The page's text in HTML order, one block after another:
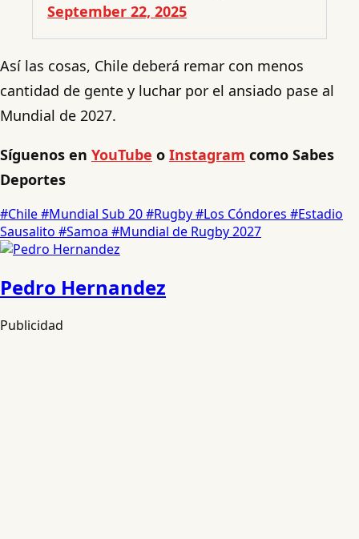
September 22, 2025
Así las cosas, Chile deberá remar con menos
cantidad de gente y luchar por el ansiado pase al
Mundial de 2027.
Síguenos en YouTube o Instagram como Sabes
Deportes
#Chile#Mundial Sub 20#Rugby#Los Cóndores #Estadio
Sausalito #Samoa #Mundial de Rugby 2027
Pedro Hernandez
Publicidad